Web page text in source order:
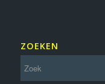
ZOEKEN